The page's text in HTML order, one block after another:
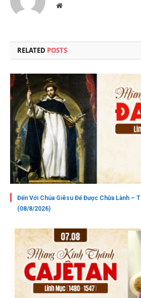
Website
RELATED POSTS
Đến Với Chúa Giêsu Để Được Chữa Lành –
(08/8/2026)